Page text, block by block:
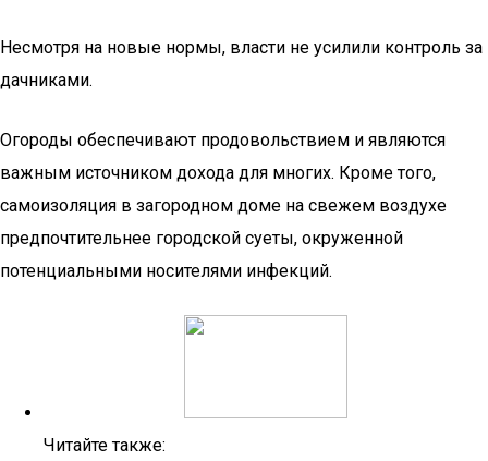
Несмотря на новые нормы, власти не усилили контроль за
дачниками.
Огороды обеспечивают продовольствием и являются
важным источником дохода для многих. Кроме того,
самоизоляция в загородном доме на свежем воздухе
предпочтительнее городской суеты, окруженной
потенциальными носителями инфекций.
Читайте также: